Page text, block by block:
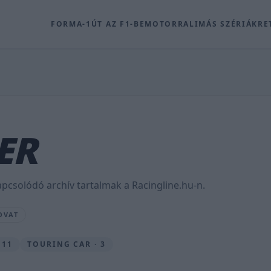
FORMA-1 ÚT AZ F1-BEMOTORRALIMÁS SZÉRIÁK
archív tartalmak a Racingline.hu-n.
TOURING CAR · 3